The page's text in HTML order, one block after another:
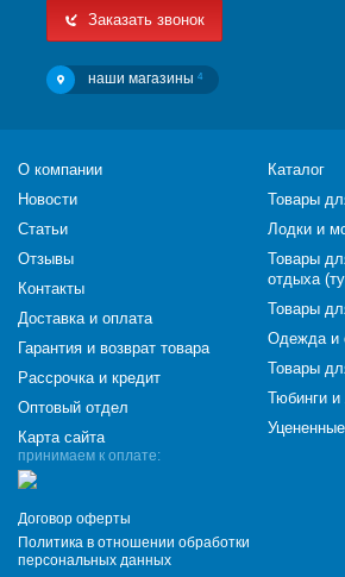
Заказать звонок
наши магазины 4
принимаем к оплате:
Договор оферты
Политика в отношении обработки
персональных данных
О компании
Новости
Статьи
Отзывы
Контакты
Доставка и оплата
Гарантия и возврат товара
Рассрочка и кредит
Оптовый отдел
Карта сайта
Каталог
Товары
Лодки и
Товары
отдыха
Товары
Одежда и
Товары
Тюбинги и